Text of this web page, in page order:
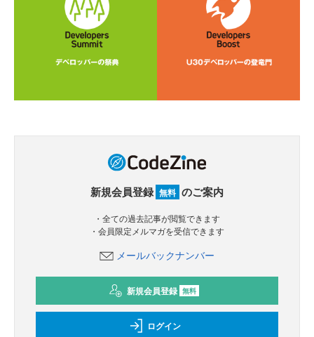
新規会員登録 無料 のご案内
・全ての過去記事が閲覧できます
・会員限定メルマガを受信できます
メールバックナンバー
新規会員登録 無料
ログイン